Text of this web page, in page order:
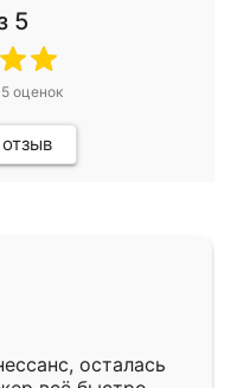
5
оценок
осталась